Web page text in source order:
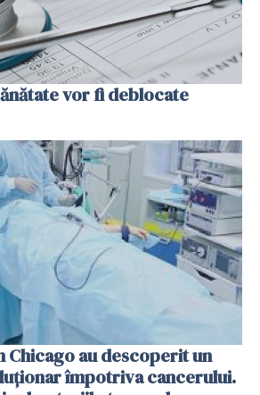
vor fi deblocate
au descoperit un
împotriva cancerului.